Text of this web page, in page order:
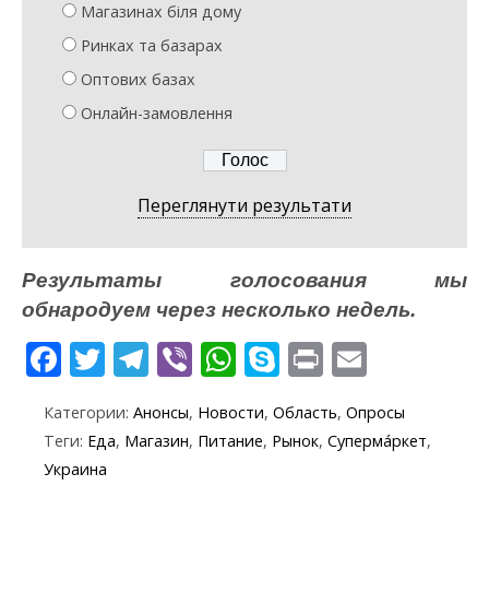
Магазинах біля дому
Ринках та базарах
Оптових базах
Онлайн-замовлення
Переглянути результати
Результаты голосования мы
обнародуем через несколько недель.
F
e
b
T
itt
er
T
e
Vi
er
W
at
S
k
y
Pr
t ai
Категории: Анонсы, Новости, Область, Опросы
Теги: Еда, Магазин, Питание, Рынок, Суперма́ркет,
Украина